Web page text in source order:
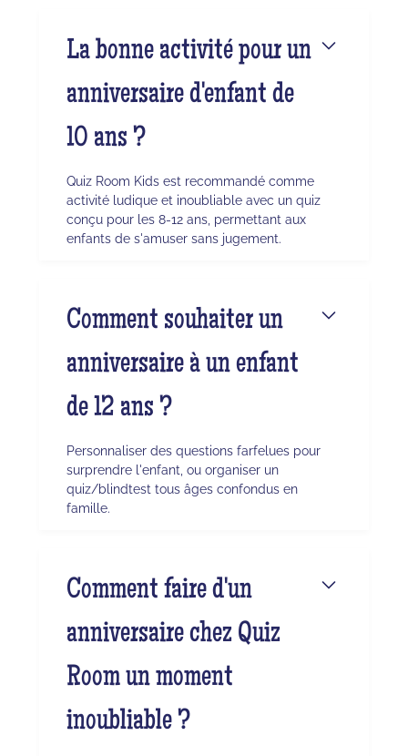
La bonne activité pour un
anniversaire d'enfant de
10 ans ?
Quiz Room Kids est recommandé comme
activité ludique et inoubliable avec un quiz
conçu pour les 8-12 ans, permettant aux
enfants de s'amuser sans jugement.
Comment souhaiter un
anniversaire à un enfant
de 12 ans ?
Personnaliser des questions farfelues pour
surprendre l'enfant, ou organiser un
quiz/blindtest tous âges confondus en
famille.
Comment faire d'un
anniversaire chez Quiz
Room un moment
inoubliable ?